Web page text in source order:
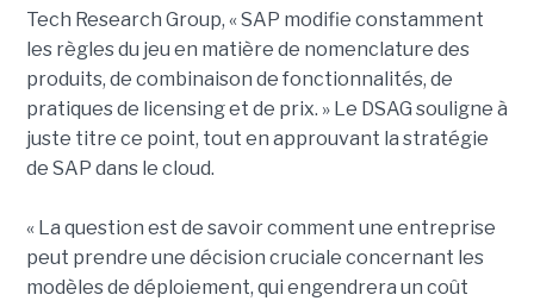
Tech Research Group, « SAP modifie constamment
les règles du jeu en matière de nomenclature des
produits, de combinaison de fonctionnalités, de
pratiques de licensing et de prix. » Le DSAG souligne à
juste titre ce point, tout en approuvant la stratégie
de SAP dans le cloud.
« La question est de savoir comment une entreprise
peut prendre une décision cruciale concernant les
modèles de déploiement, qui engendrera un coût